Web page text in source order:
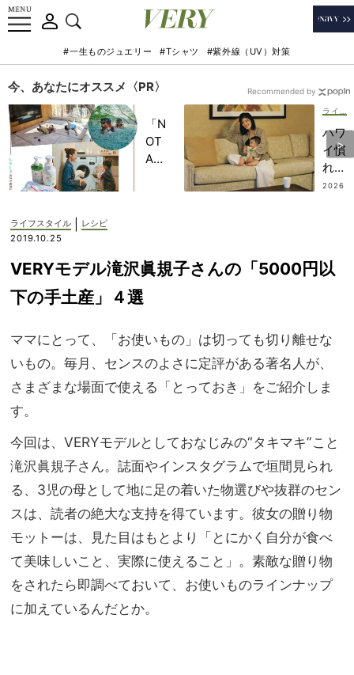
#一生ものジュエリー #Tシャツ #紫外線（UV）対策
今、あなたにオススメ〈PR〉
「N
OT
A
記憶
に一
【極
上の
家族
旅】
ハワ
イ慣
れマ
マに
シェ
、実
使い
知っ
て
2026
Recommended by
ライフスタイル
レシピ
2019.10.25
VERYモデル滝沢眞規子さんの「5000円以
下の手土産」４選
ママにとって、「お使いもの」は切っても切り離せな
いもの。毎月、センスのよさに定評がある著名人が、
さまざまな場面で使える「とっておき」をご紹介しま
す。
今回は、VERYモデルとしておなじみの“タキマキ”こと
滝沢眞規子さん。誌面やインスタグラムで垣間見られ
る、3児の母として地に足の着いた物選びや抜群のセン
スは、読者の絶大な支持を得ています。彼女の贈り物
モットーは、見た目はもとより「とにかく自分が食べ
て美味しいこと、実際に使えること」。素敵な贈り物
をされたら即調べておいて、お使いものラインナップ
に加えているんだとか。